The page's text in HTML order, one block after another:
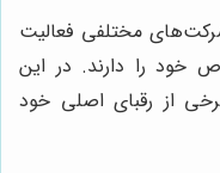
مختلفی فعالیت
خود را دارند. در این
از رقبای اصلی خود